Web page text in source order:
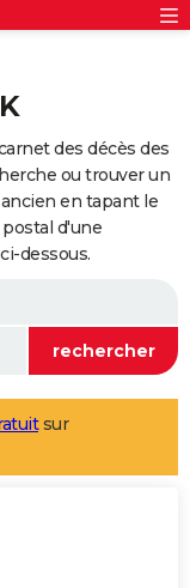
des décès des
ou trouver un
en tapant le
d'une
dessous.
sur